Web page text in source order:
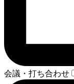
会議・打ち合わせ